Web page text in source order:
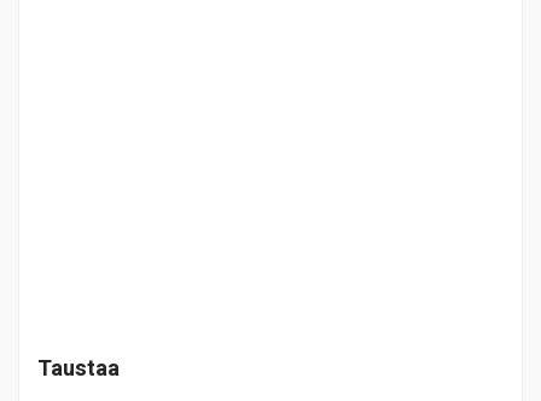
Taustaa